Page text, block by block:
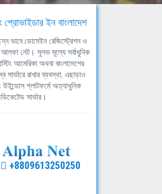
প্রোভাইডার ইন বাংলাদেশ
ভাবে ডোমেইন রেজিস্ট্রেশন ও
নেট। সুলভ মূল্যে সর্বাধুনিক
আমেরিকা অথবা বাংলাদেশের
সার্ভারে রাখার ব্যবস্থা, এছাড়াও
উইন্ডোস প্লাটফর্মে অত্যাধুনিক
সার্ভার।
+8809613250250